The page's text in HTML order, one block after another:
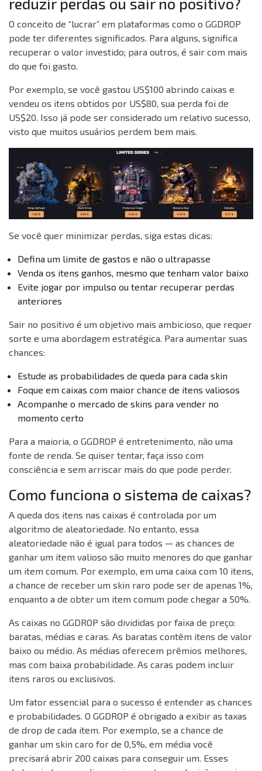
reduzir perdas ou sair no positivo?
O conceito de “lucrar” em plataformas como o GGDROP
pode ter diferentes significados. Para alguns, significa
recuperar o valor investido; para outros, é sair com mais
do que foi gasto.
Por exemplo, se você gastou US$100 abrindo caixas e
vendeu os itens obtidos por US$80, sua perda foi de
US$20. Isso já pode ser considerado um relativo sucesso,
visto que muitos usuários perdem bem mais.
Se você quer minimizar perdas, siga estas dicas:
Defina um limite de gastos e não o ultrapasse
Venda os itens ganhos, mesmo que tenham valor baixo
Evite jogar por impulso ou tentar recuperar perdas
anteriores
Sair no positivo é um objetivo mais ambicioso, que requer
sorte e uma abordagem estratégica. Para aumentar suas
chances:
Estude as probabilidades de queda para cada skin
Foque em caixas com maior chance de itens valiosos
Acompanhe o mercado de skins para vender no
momento certo
Para a maioria, o GGDROP é entretenimento, não uma
fonte de renda. Se quiser tentar, faça isso com
consciência e sem arriscar mais do que pode perder.
Como funciona o sistema de caixas?
A queda dos itens nas caixas é controlada por um
algoritmo de aleatoriedade. No entanto, essa
aleatoriedade não é igual para todos — as chances de
ganhar um item valioso são muito menores do que ganhar
um item comum. Por exemplo, em uma caixa com 10 itens,
a chance de receber um skin raro pode ser de apenas 1%,
enquanto a de obter um item comum pode chegar a 50%.
As caixas no GGDROP são divididas por faixa de preço:
baratas, médias e caras. As baratas contêm itens de valor
baixo ou médio. As médias oferecem prêmios melhores,
mas com baixa probabilidade. As caras podem incluir
itens raros ou exclusivos.
Um fator essencial para o sucesso é entender as chances
e probabilidades. O GGDROP é obrigado a exibir as taxas
de drop de cada item. Por exemplo, se a chance de
ganhar um skin caro for de 0,5%, em média você
precisará abrir 200 caixas para conseguir um. Esses